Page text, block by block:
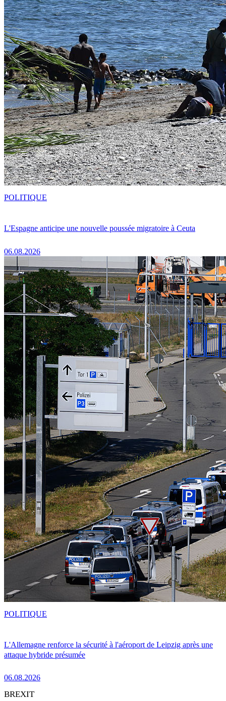
L'Espagne anticipe une nouvelle poussée migratoire à Ceuta
06.08.2026
POLITIQUE
L'Allemagne renforce la sécurité à l'aéroport de Leipzig après une
attaque hybride présumée
06.08.2026
POLITIQUE
BREXIT